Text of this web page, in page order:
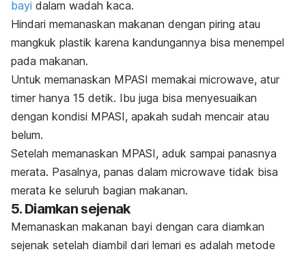
bayi dalam wadah kaca.
Hindari memanaskan makanan dengan piring atau
mangkuk plastik karena kandungannya bisa menempel
pada makanan.
Untuk memanaskan MPASI memakai microwave, atur
timer hanya 15 detik. Ibu juga bisa menyesuaikan
dengan kondisi MPASI, apakah sudah mencair atau
belum.
Setelah memanaskan MPASI, aduk sampai panasnya
merata. Pasalnya, panas dalam microwave tidak bisa
merata ke seluruh bagian makanan.
5. Diamkan sejenak
Memanaskan makanan bayi dengan cara diamkan
sejenak setelah diambil dari lemari es adalah metode